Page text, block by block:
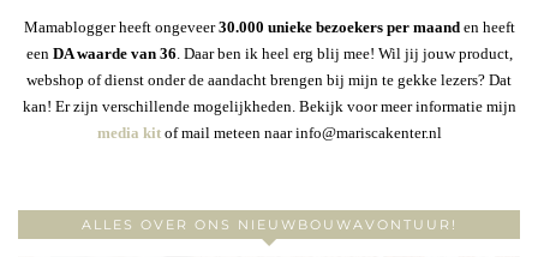
Mamablogger heeft ongeveer30.000 unieke bezoekers per maanden heeft
een DA waarde van 36. Daar ben ik heel erg blij mee! Wil jij jouw product,
webshop of dienst onder de aandacht brengen bij mijn te gekke lezers? Dat
kan! Er zijn verschillende mogelijkheden. Bekijk voor meer informatie mijn
media kitof mail meteen naar info@mariscakenter.nl
ALLES OVER ONS NIEUWBOUWAVONTUUR!